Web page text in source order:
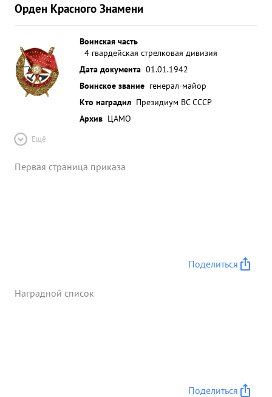
Орден Красного Знамени
Воинская часть
4 гвардейская стрелковая дивизия
Дата документа 01.01.1942
Воинское звание генерал-майор
Кто наградил Президиум ВС СССР
Архив ЦАМО
Ещё
Первая страница приказа
Поделиться
Наградной список
Поделиться